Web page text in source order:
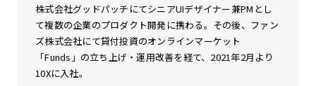
株式会社グッドパッチにてシニアUIデザイナー兼PMとし
て複数の企業のプロダクト開発に携わる。その後、ファン
ズ株式会社にて貸付投資のオンラインマーケット
「Funds」の立ち上げ・運用改善を経て、2021年2月より
10Xに入社。